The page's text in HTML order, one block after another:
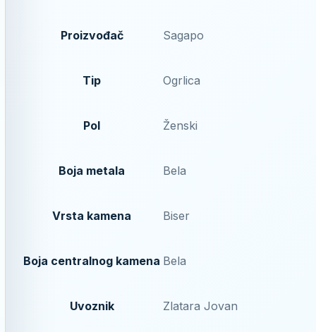
Proizvođač Sagapo
Tip Ogrlica
Pol Ženski
Boja metala Bela
Vrsta kamena Biser
Boja centralnog kamena Bela
Uvoznik Zlatara Jovan